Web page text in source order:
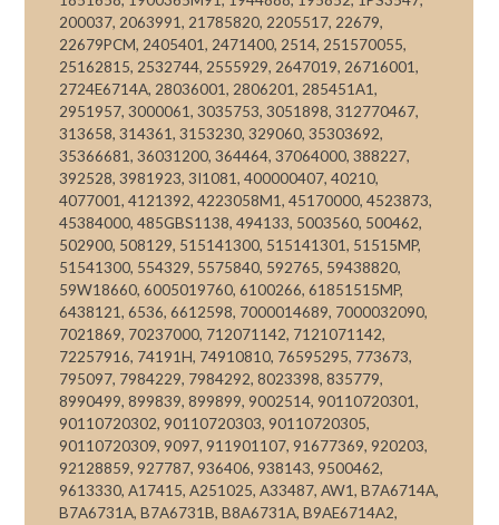
200037, 2063991, 21785820, 2205517, 22679,
22679PCM, 2405401, 2471400, 2514, 251570055,
25162815, 2532744, 2555929, 2647019, 26716001,
2724E6714A, 28036001, 2806201, 285451A1,
2951957, 3000061, 3035753, 3051898, 312770467,
313658, 314361, 3153230, 329060, 35303692,
35366681, 36031200, 364464, 37064000, 388227,
392528, 3981923, 3I1081, 400000407, 40210,
4077001, 4121392, 4223058M1, 45170000, 4523873,
45384000, 485GBS1138, 494133, 5003560, 500462,
502900, 508129, 515141300, 515141301, 51515MP,
51541300, 554329, 5575840, 592765, 59438820,
59W18660, 6005019760, 6100266, 61851515MP,
6438121, 6536, 6612598, 7000014689, 7000032090,
7021869, 70237000, 712071142, 7121071142,
72257916, 74191H, 74910810, 76595295, 773673,
795097, 7984229, 7984292, 8023398, 835779,
8990499, 899839, 899899, 9002514, 90110720301,
90110720302, 90110720303, 90110720305,
90110720309, 9097, 911901107, 91677369, 920203,
92128859, 927787, 936406, 938143, 9500462,
9613330, A17415, A251025, A33487, AW1, B7A6714A,
B7A6731A, B7A6731B, B8A6731A, B9AE6714A2,